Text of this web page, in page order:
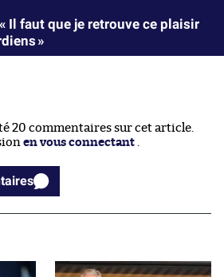
Il faut que je retrouve ce plaisir
»
20 commentaires sur cet article.
en vous connectant .